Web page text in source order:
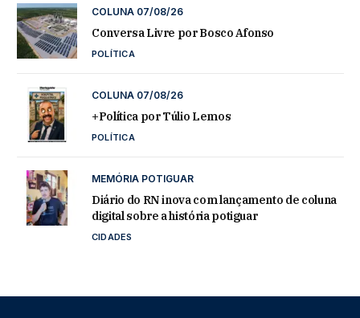
COLUNA 07/08/26
Conversa Livre por Bosco Afonso
POLÍTICA
COLUNA 07/08/26
+Política por Túlio Lemos
POLÍTICA
MEMÓRIA POTIGUAR
Diário do RN inova com lançamento de coluna
digital sobre a história potiguar
CIDADES